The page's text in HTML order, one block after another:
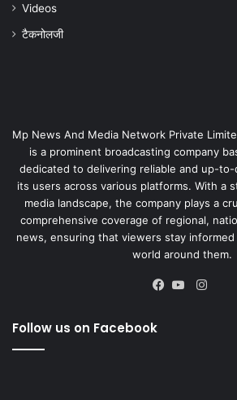
Videos
टैकनोलजी
Mp News And Media Network Private
is a prominent broadcasting company
dedicated to delivering reliable and up-
its users across various platforms. With a
media landscape, the company plays a
comprehensive coverage of regional,
news, ensuring that viewers stay
world around them.
Follow us on Facebook